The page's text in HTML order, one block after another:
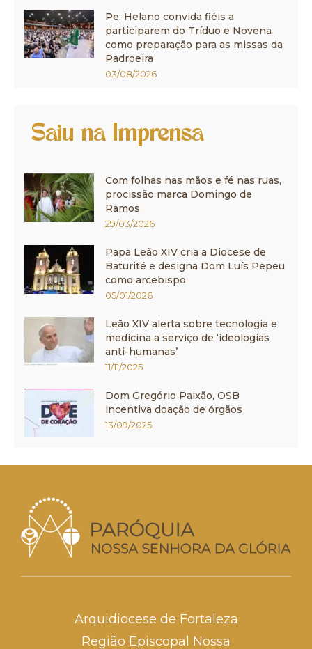
Pe. Helano convida fiéis a
participarem do Tríduo e Novena
como preparação para as missas da
Padroeira
03/08/2026
Saiu na Imprensa
Com folhas nas mãos e fé nas ruas,
procissão marca Domingo de
Ramos
29/03/2026
Papa Leão XIV cria a Diocese de
Baturité e designa Dom Luís Pepeu
como arcebispo
05/01/2026
Leão XIV alerta sobre tecnologia e
medicina a serviço de ‘ideologias
anti-humanas’
11/11/2025
Dom Gregório Paixão, OSB
incentiva doação de órgãos
13/09/2025
Arquidiocese de Fortaleza
Região Episcopal Nossa